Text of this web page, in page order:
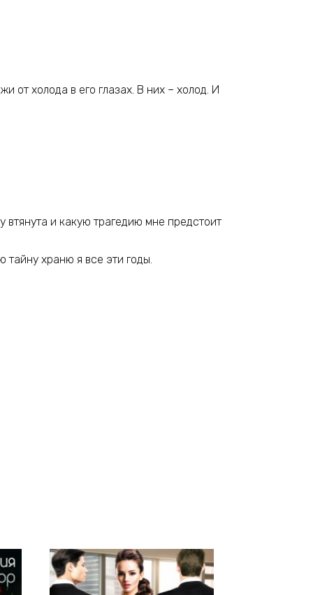
от холода в его глазах. В них – холод. И
втянута и какую трагедию мне предстоит
тайну храню я все эти годы.